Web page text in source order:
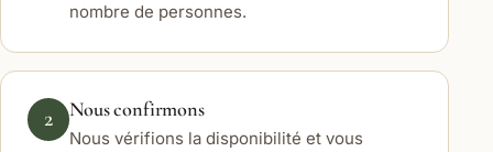
nombre de personnes.
2 Nous confirmons
Nous vérifions la disponibilité et vous